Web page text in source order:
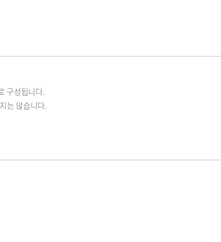
구성됩니다.
는 않습니다.